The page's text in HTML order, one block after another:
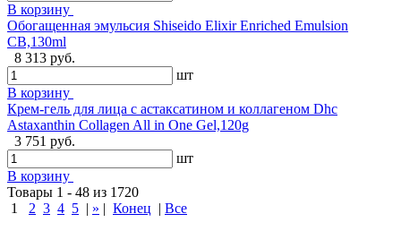
В корзину
Обогащенная эмульсия Shiseido Elixir Enriched Emulsion
CB,130ml
8 313 руб.
шт
В корзину
Крем-гель для лица с астаксатином и коллагеном Dhc
Astaxanthin Collagen All in One Gel,120g
3 751 руб.
шт
В корзину
Товары 1 - 48 из 1720
1
2 3 4 5 | » | Конец | Все